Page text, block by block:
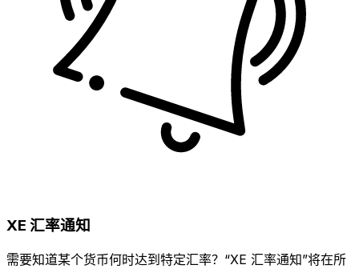
XE 汇率通知
需要知道某个货币何时达到特定汇率？“XE 汇率通知”将在所